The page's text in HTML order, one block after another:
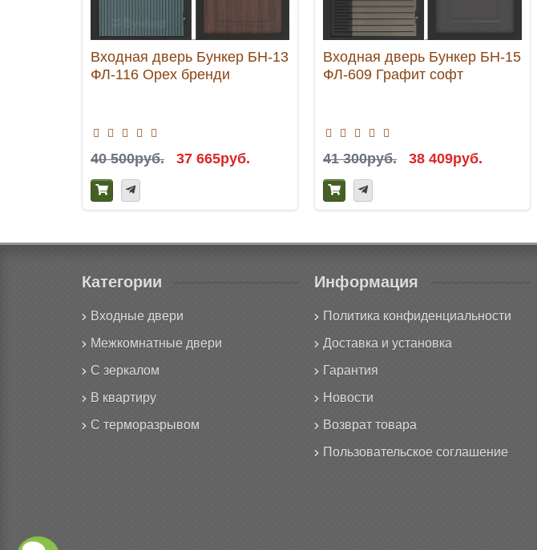
Входная дверь Бункер БН-13
ФЛ-116 Орех бренди
40 500руб. 37 665руб.
Входная дверь Бункер БН-15
ФЛ-609 Графит софт
41 300руб. 38 409руб.
Категории
Входные двери
Межкомнатные двери
С зеркалом
В квартиру
С терморазрывом
Информация
Политика конфиденциальности
Доставка и установка
Гарантия
Новости
Возврат товара
Пользовательское соглашение